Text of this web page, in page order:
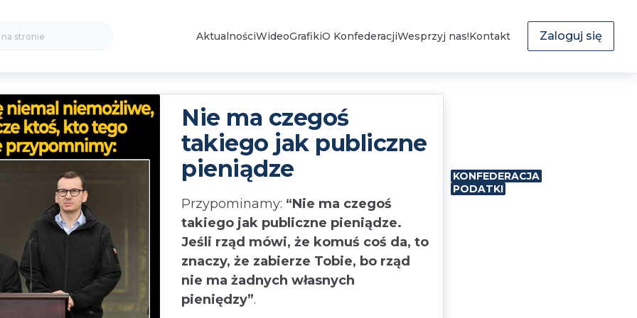
for:
AktualnościWideoGrafikiO KonfederacjiWesprzyj nas!Kontakt Zaloguj się
Nie ma czegoś
takiego jak publiczne
pieniądze
Przypominamy: “Nie ma czegoś
takiego jak publiczne pieniądze.
Jeśli rząd mówi, że komuś coś da, to
znaczy, że zabierze Tobie, bo rząd
nie ma żadnych własnych
pieniędzy”.
KONFEDERACJA
PODATKI